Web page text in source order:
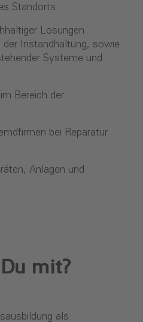
Standorts
Lösungen
der Instandhaltung, sowie
Systeme und
Bereich der
bei Reparatur
Anlagen und
mit?
als